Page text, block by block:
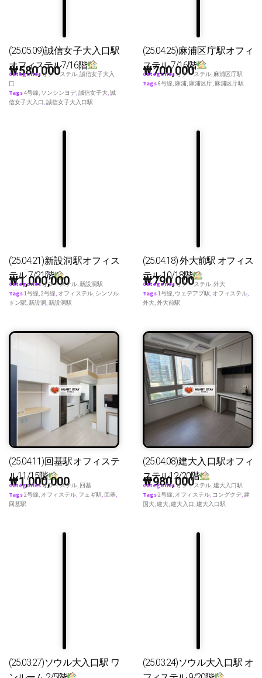
(25.05.09)誠信女子大入口駅
オフィステル7/16階
₩580,000
Categoriesオフィステル,誠信女子大入
口
Tags4号線, ソンシンヨデ,誠信女子大,誠
信女子大入口,誠信女子大入口駅
(25.04.25)麻浦区庁駅オフィ
ステル 7/16階
₩700,000
Categoriesオフィステル, 麻浦区庁駅
Tags6号線, 麻浦, 麻浦区庁, 麻浦区庁駅
(25.04.21)新設洞駅オフィス
テル 7/21階
₩1,000,000
Categoriesオフィステル,新設洞駅
Tags1号線,2号線, オフィステル, シンソル
ドン駅,新設洞 ,新設洞駅
(25.04.18) 外大前駅 オフィス
テル 10/18階
₩790,000
Categoriesオフィステル,外大
Tags1号線, ウェデアプ駅, オフィステル,
外大,外大前駅
(25.04.11)回基駅オフィステ
ル11/15階
₩1,000,000
Categoriesオフィステル, 回基
Tags2号線, オフィステル, フェギ駅, 回基,
回基駅
(25.04.08)建大入口駅オフィ
ステル12/20階
₩980,000
Categoriesオフィステル,建大入口駅
Tags2号線, オフィステル, コングクデ,建
国大,建大,建大入口,建大入口駅
(25.03.27)ソウル大入口駅 ワ
(25.03.24)ソウル大入口駅 オ